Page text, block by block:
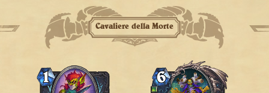
Cavaliere della Morte